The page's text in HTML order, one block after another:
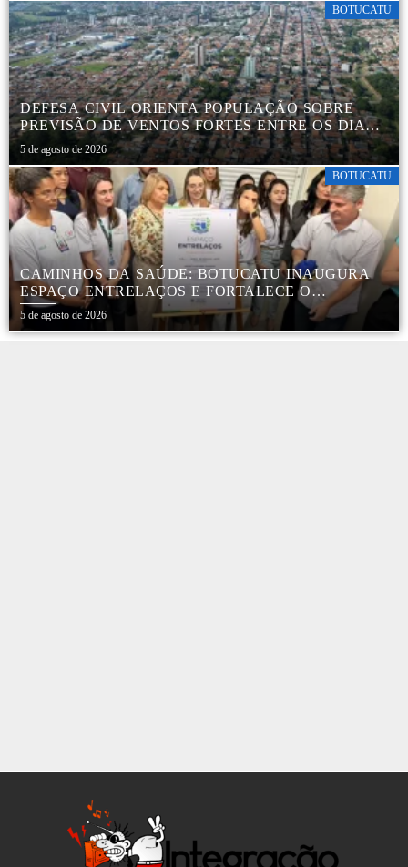
BOTUCATU
DEFESA CIVIL ORIENTA POPULAÇÃO SOBRE
PREVISÃO DE VENTOS FORTES ENTRE OS DIAS 6
E 9 DE AGOSTO
5 de agosto de 2026
BOTUCATU
CAMINHOS DA SAÚDE: BOTUCATU INAUGURA
ESPAÇO ENTRELAÇOS E FORTALECE O
CUIDADO ESPECIALIZADO COM CRIANÇAS E
FAMÍLIAS
5 de agosto de 2026